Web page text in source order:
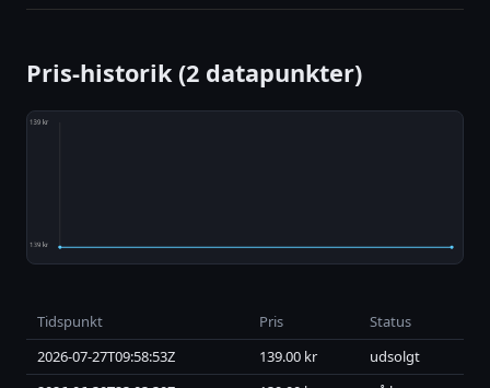
Pris-historik (2 datapunkter)
Tidspunkt Pris
Status
2026-07-27T09:58:53Z
139.00 kr
udsolgt